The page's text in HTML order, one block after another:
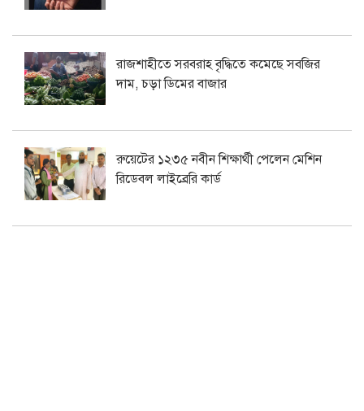
রাজশাহীতে সরবরাহ বৃদ্ধিতে কমেছে সবজির
দাম, চড়া ডিমের বাজার
রুয়েটের ১২৩৫ নবীন শিক্ষার্থী পেলেন মেশিন
রিডেবল লাইব্রেরি কার্ড